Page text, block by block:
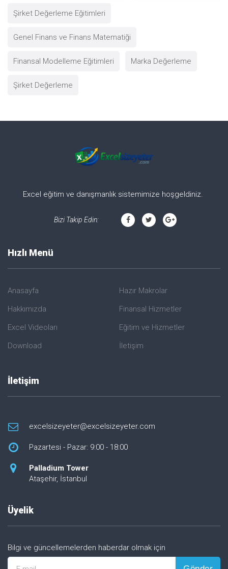
Şirket Değerleme Eğitimleri
Genel Finans ve Finans Matematiği
Finansal Modelleme Eğitimleri Marka Değerleme
Şirket Değerleme
Excel eğitim ve danışmanlık sistemimize hoşgeldiniz.
Bizi Takip Edin:
Hızlı Menü
Anasayfa
Hakkımızda
Excel Videoları
Download
Hazır Makrolar
Finansal Hizmetler
Eğitim ve Hizmetler
İletişim
İletişim
excelsizeyeter@excelsizeyeter.com
Pazartesi - Pazar: 9:00 - 18:00
Palladium Tower
Ataşehir, İstanbul
Üyelik
Bilgi ve güncellemelerden haberdar olmak için